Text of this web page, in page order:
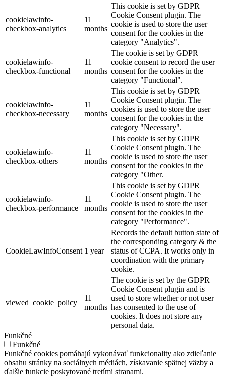
cookielawinfo-
checkbox-analytics
11
months
This cookie is set by GDPR
Cookie Consent plugin. The
cookie is used to store the user
consent for the cookies in the
category "Analytics".
cookielawinfo-
checkbox-functional
11
months
The cookie is set by GDPR
cookie consent to record the user
consent for the cookies in the
category "Functional".
cookielawinfo-
checkbox-necessary
11
months
This cookie is set by GDPR
Cookie Consent plugin. The
cookies is used to store the user
consent for the cookies in the
category "Necessary".
cookielawinfo-
checkbox-others
11
months
This cookie is set by GDPR
Cookie Consent plugin. The
cookie is used to store the user
consent for the cookies in the
category "Other.
cookielawinfo-
checkbox-performance
11
months
This cookie is set by GDPR
Cookie Consent plugin. The
cookie is used to store the user
consent for the cookies in the
category "Performance".
CookieLawInfoConsent 1 year
Records the default button state of
the corresponding category & the
status of CCPA. It works only in
coordination with the primary
cookie.
viewed_cookie_policy
11
months
The cookie is set by the GDPR
Cookie Consent plugin and is
used to store whether or not user
has consented to the use of
cookies. It does not store any
personal data.
Funkčné
Funkčné
Funkčné cookies pomáhajú vykonávať funkcionality ako zdieľanie
obsahu stránky na sociálnych médiách, získavanie spätnej väzby a
ďalšie funkcie poskytované tretími stranami.